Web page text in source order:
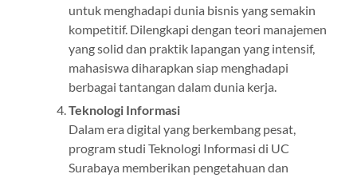
untuk menghadapi dunia bisnis yang semakin
kompetitif. Dilengkapi dengan teori manajemen
yang solid dan praktik lapangan yang intensif,
mahasiswa diharapkan siap menghadapi
berbagai tantangan dalam dunia kerja.
Teknologi Informasi
Dalam era digital yang berkembang pesat,
program studi Teknologi Informasi di UC
Surabaya memberikan pengetahuan dan